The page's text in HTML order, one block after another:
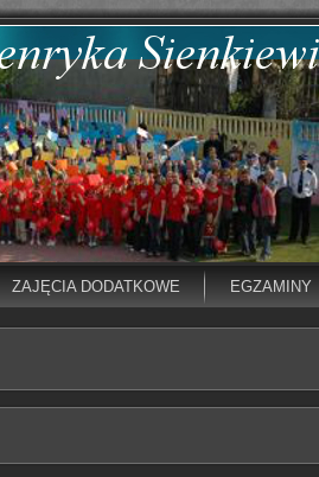
ZAJĘCIA DODATKOWE EGZAMINY